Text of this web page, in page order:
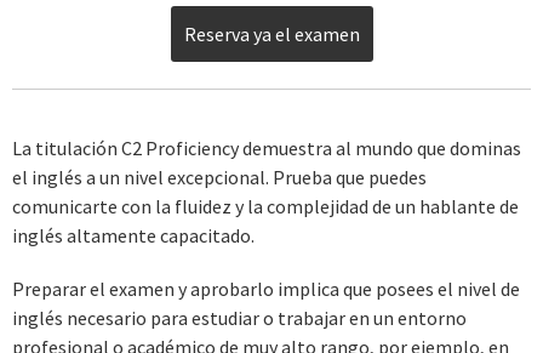
Reserva ya el examen
La titulación C2 Proficiency demuestra al mundo que dominas
el inglés a un nivel excepcional. Prueba que puedes
comunicarte con la fluidez y la complejidad de un hablante de
inglés altamente capacitado.
Preparar el examen y aprobarlo implica que posees el nivel de
inglés necesario para estudiar o trabajar en un entorno
profesional o académico de muy alto rango, por ejemplo, en